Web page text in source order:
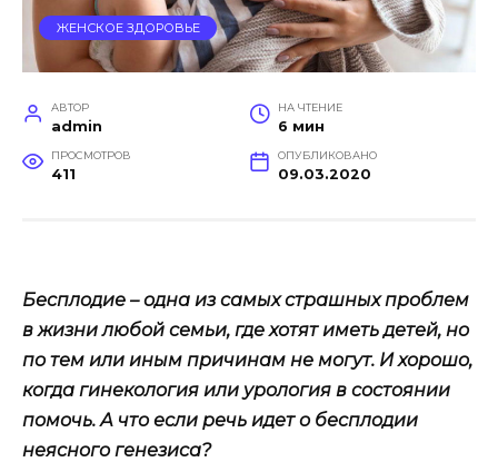
ЖЕНСКОЕ ЗДОРОВЬЕ
АВТОР
admin
НА ЧТЕНИЕ
6 мин
ПРОСМОТРОВ
411
ОПУБЛИКОВАНО
09.03.2020
Бесплодие – одна из самых страшных проблем
в жизни любой семьи, где хотят иметь детей, но
по тем или иным причинам не могут. И хорошо,
когда гинекология или урология в состоянии
помочь. А что если речь идет о бесплодии
неясного генезиса?